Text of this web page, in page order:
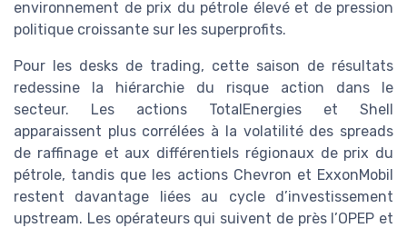
environnement de prix du pétrole élevé et de pression
politique croissante sur les superprofits.
Pour les desks de trading, cette saison de résultats
redessine la hiérarchie du risque action dans le
secteur. Les actions TotalEnergies et Shell
apparaissent plus corrélées à la volatilité des spreads
de raffinage et aux différentiels régionaux de prix du
pétrole, tandis que les actions Chevron et ExxonMobil
restent davantage liées au cycle d’investissement
upstream. Les opérateurs qui suivent de près l’OPEP et